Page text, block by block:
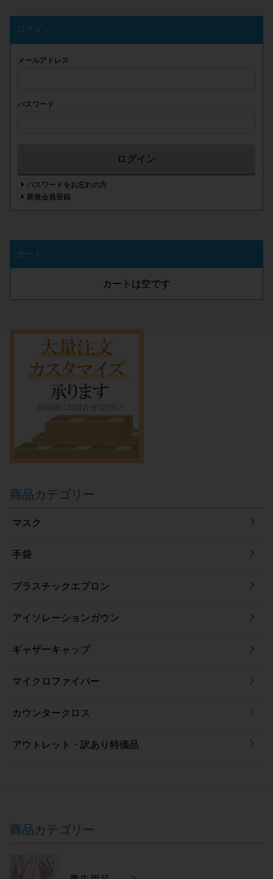
ログイン
メールアドレス
パスワード
ログイン
パスワードをお忘れの方
新規会員登録
カート
カートは空です
商品カテゴリー
マスク
手袋
プラスチックエプロン
アイソレーションガウン
ギャザーキャップ
マイクロファイバー
カウンタークロス
アウトレット・訳あり特価品
商品カテゴリー